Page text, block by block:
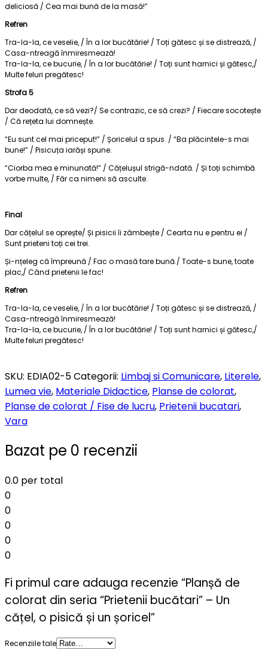
deliciosă / Cea mai bună de la masă!”
Refren
Tra-la-la, ce veselie, / În a lor bucătărie! / Toți gătesc și se distrează, /
Casa-ntreagă înmiresmează!
Tra-la-la, ce bucurie, / În a lor bucătărie! / Toți sunt harnici și gătesc,/
Multe feluri pregătesc!
Strofa 5
Dar deodată, ce să vezi?/ Se contrazic, ce să crezi? / Fiecare socotește
/ Că rețeta lui domnește.
“Eu sunt cel mai priceput!” / Șoricelul a spus. / “Ba plăcintele-s mai
bune!” / Pisicuța iarăși spune.
“Ciorba mea e minunată!” / Cățelușul strigă-ndată. / Și toți schimbă
vorbe multe, / Făr ca nimeni să asculte.
Final
Dar cățelul se oprește/ Și pisicii îi zâmbește / Cearta nu e pentru ei /
Sunt prieteni toți cei trei.
Și-nțeleg că împreună / Fac o masă tare bună./ Toate-s bune, toate
plac,/ Când prietenii le fac!
Refren
Tra-la-la, ce veselie, / În a lor bucătărie! / Toți gătesc și se distrează, /
Casa-ntreagă înmiresmează!
Tra-la-la, ce bucurie, / În a lor bucătărie! / Toți sunt harnici și gătesc,/
Multe feluri pregătesc!
SKU: EDIA02-5Categorii: Limbaj si Comunicare, Literele,
Lumea vie, Materiale Didactice, Planse de colorat,
Planse de colorat / Fise de lucru, Prietenii bucatari,
Vara
Bazat pe 0 recenzii
0.0 per total
0
0
0
0
0
Fi primul care adauga recenzie “Planșă de
colorat din seria “Prietenii bucătari” – Un
cățel, o pisică și un șoricel”
Recenziile tale